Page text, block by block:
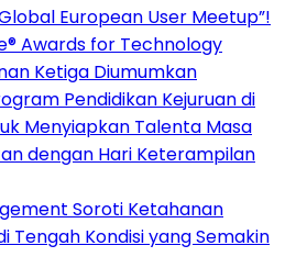
European User Meetup”!
Awards for Technology
Ketiga Diumumkan
Pendidikan Kejuruan di
Menyiapkan Talenta Masa
dengan Hari Keterampilan
Soroti Ketahanan
Tengah Kondisi yang Semakin